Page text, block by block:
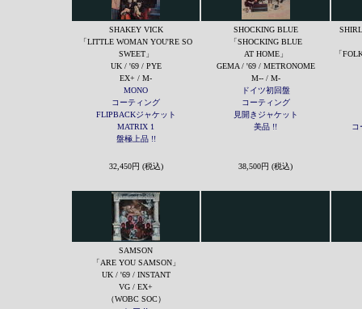
SHAKEY VICK
「LITTLE WOMAN YOU'RE SO
SWEET」
UK / '69 / PYE
EX+ / M-
MONO
コーティング
FLIPBACKジャケット
MATRIX 1
盤極上品 !!
SHOCKING BLUE
「SHOCKING BLUE
AT HOME」
GEMA / '69 / METRONOME
M-- / M-
ドイツ初回盤
コーティング
見開きジャケット
美品 !!
「
コ
32,450円 (税込) 38,500円 (税込)
SAMSON
「ARE YOU SAMSON」
UK / '69 / INSTANT
VG / EX+
（WOBC SOC）